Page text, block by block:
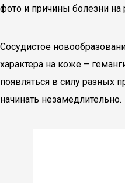
фото и причины болезни на
Сосудистое
характера на коже –
появляться в силу разных
начинать незамедлительно.